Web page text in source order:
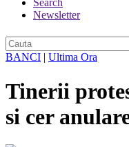
Search
Newsletter
BANCI | Ultima Ora
Tinerii
si cer